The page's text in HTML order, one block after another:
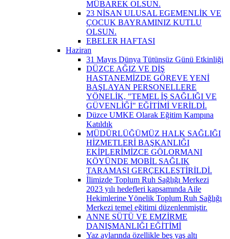
MÜBAREK OLSUN.
23 NİSAN ULUSAL EGEMENLİK VE
ÇOCUK BAYRAMINIZ KUTLU
OLSUN.
EBELER HAFTASI
Haziran
31 Mayıs Dünya Tütünsüz Günü Etkinliği
DÜZCE AĞIZ VE DİŞ
HASTANEMİZDE GÖREVE YENİ
BAŞLAYAN PERSONELLERE
YÖNELİK, "TEMEL İŞ SAĞLIĞI VE
GÜVENLİĞİ" EĞİTİMİ VERİLDİ.
Düzce UMKE Olarak Eğitim Kampına
Katıldık
MÜDÜRLÜĞÜMÜZ HALK SAĞLIĞI
HİZMETLERİ BAŞKANLIĞI
EKİPLERİMİZCE GÖLORMANI
KÖYÜNDE MOBİL SAĞLIK
TARAMASI GERÇEKLEŞTİRİLDİ.
İlimizde Toplum Ruh Sağlığı Merkezi
2023 yılı hedefleri kapsamında Aile
Hekimlerine Yönelik Toplum Ruh Sağlığı
Merkezi temel eğitimi düzenlenmiştir.
ANNE SÜTÜ VE EMZİRME
DANIŞMANLIĞI EĞİTİMİ
Yaz aylarında özellikle beş yaş altı